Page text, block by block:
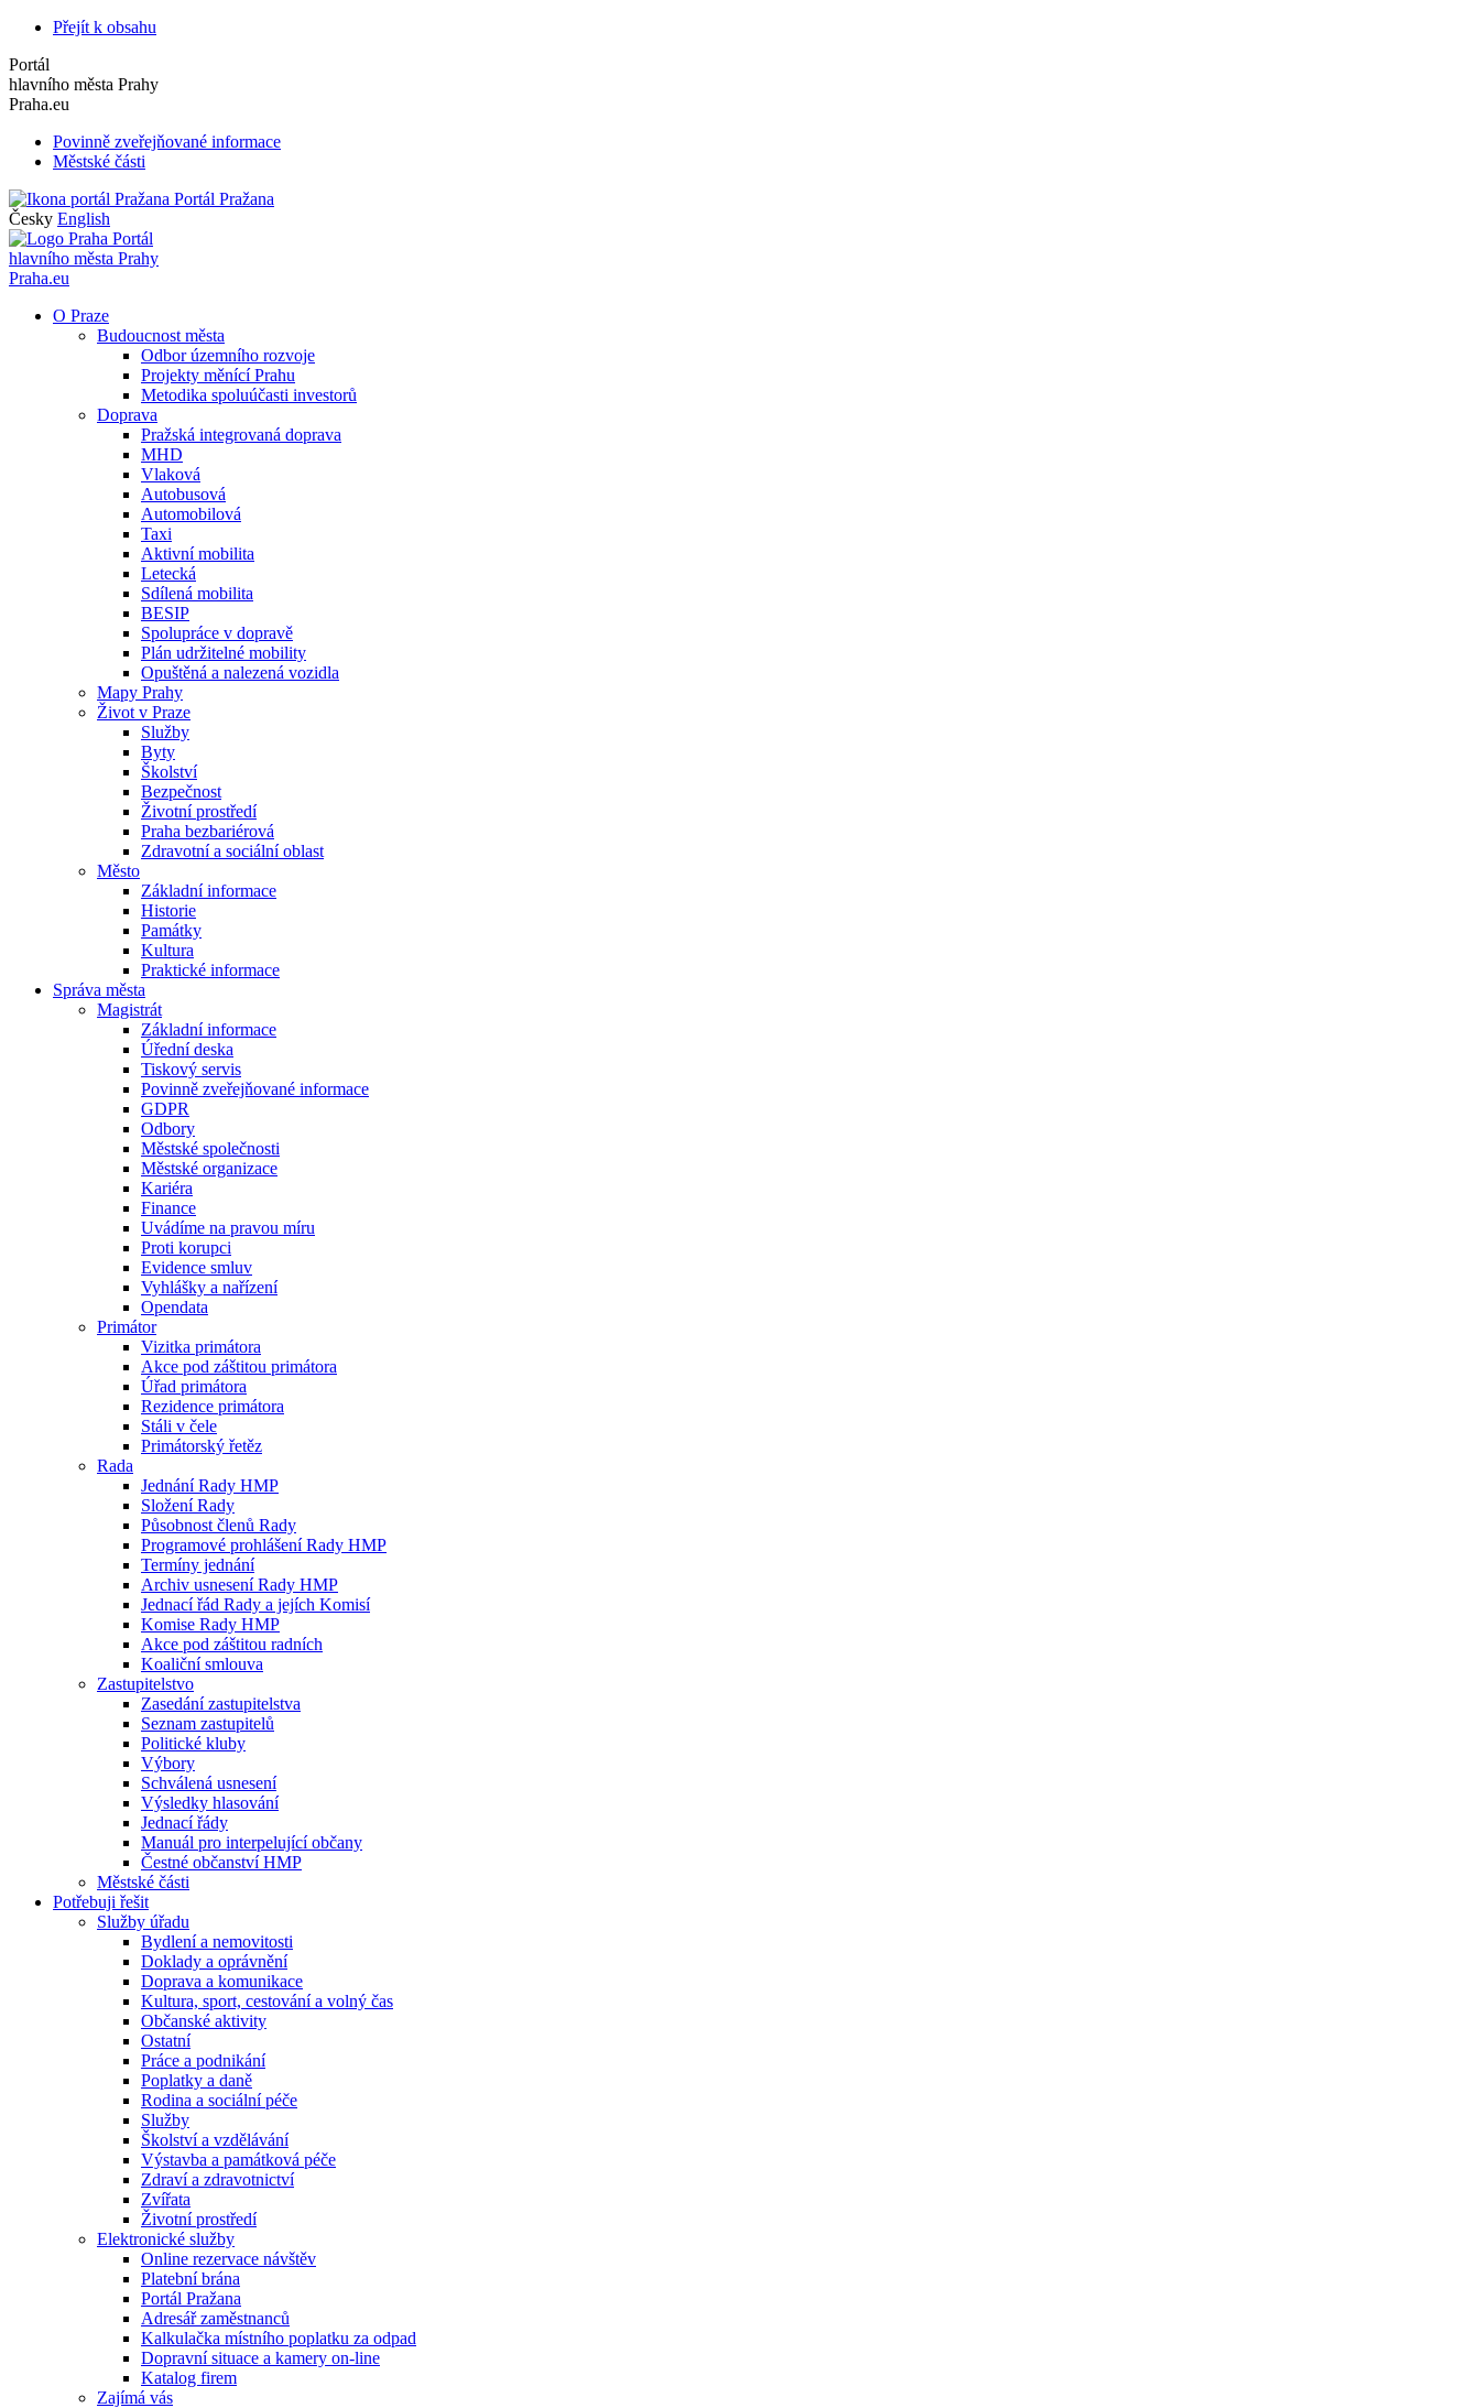
Přejít k obsahu
Portál
hlavního města Prahy
Praha.eu
Povinně zveřejňované informace
Městské části
Portál Pražana
Česky English
Portál
hlavního města Prahy
Praha.eu
O Praze
Budoucnost města
Odbor územního rozvoje
Projekty měnící Prahu
Metodika spoluúčasti investorů
Doprava
Pražská integrovaná doprava
MHD
Vlaková
Autobusová
Automobilová
Taxi
Aktivní mobilita
Letecká
Sdílená mobilita
BESIP
Spolupráce v dopravě
Plán udržitelné mobility
Opuštěná a nalezená vozidla
Mapy Prahy
Život v Praze
Služby
Byty
Školství
Bezpečnost
Životní prostředí
Praha bezbariérová
Zdravotní a sociální oblast
Město
Základní informace
Historie
Památky
Kultura
Praktické informace
Správa města
Magistrát
Základní informace
Úřední deska
Tiskový servis
Povinně zveřejňované informace
GDPR
Odbory
Městské společnosti
Městské organizace
Kariéra
Finance
Uvádíme na pravou míru
Proti korupci
Evidence smluv
Vyhlášky a nařízení
Opendata
Primátor
Vizitka primátora
Akce pod záštitou primátora
Úřad primátora
Rezidence primátora
Stáli v čele
Primátorský řetěz
Rada
Jednání Rady HMP
Složení Rady
Působnost členů Rady
Programové prohlášení Rady HMP
Termíny jednání
Archiv usnesení Rady HMP
Jednací řád Rady a jejích Komisí
Komise Rady HMP
Akce pod záštitou radních
Koaliční smlouva
Zastupitelstvo
Zasedání zastupitelstva
Seznam zastupitelů
Politické kluby
Výbory
Schválená usnesení
Výsledky hlasování
Jednací řády
Manuál pro interpelující občany
Čestné občanství HMP
Městské části
Potřebuji řešit
Služby úřadu
Bydlení a nemovitosti
Doklady a oprávnění
Doprava a komunikace
Kultura, sport, cestování a volný čas
Občanské aktivity
Ostatní
Práce a podnikání
Poplatky a daně
Rodina a sociální péče
Služby
Školství a vzdělávání
Výstavba a památková péče
Zdraví a zdravotnictví
Zvířata
Životní prostředí
Elektronické služby
Online rezervace návštěv
Platební brána
Portál Pražana
Adresář zaměstnanců
Kalkulačka místního poplatku za odpad
Dopravní situace a kamery on-line
Katalog firem
Zajímá vás